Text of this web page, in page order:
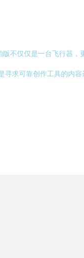
不仅仅是一台飞行器
寻求可靠创作工具的内